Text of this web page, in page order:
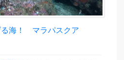
る海！ マラパスクア